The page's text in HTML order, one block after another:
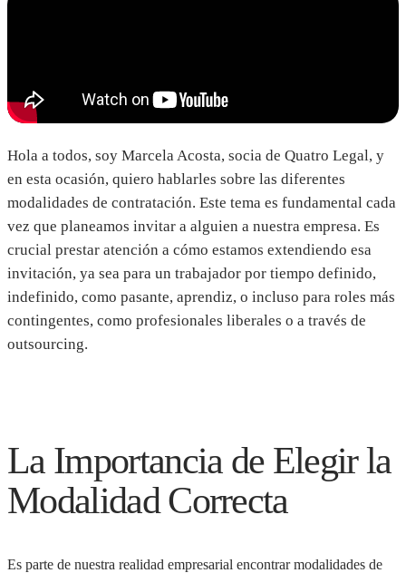
Hola a todos, soy Marcela Acosta, socia de Quatro Legal, y
en esta ocasión, quiero hablarles sobre las diferentes
modalidades de contratación. Este tema es fundamental cada
vez que planeamos invitar a alguien a nuestra empresa. Es
crucial prestar atención a cómo estamos extendiendo esa
invitación, ya sea para un trabajador por tiempo definido,
indefinido, como pasante, aprendiz, o incluso para roles más
contingentes, como profesionales liberales o a través de
outsourcing.
La Importancia de Elegir la
Modalidad Correcta
Es parte de nuestra realidad empresarial encontrar modalidades de